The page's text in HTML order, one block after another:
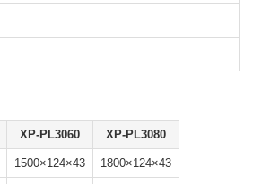
XP-PL3060 XP-PL3080
1500×124×43 1800×124×43